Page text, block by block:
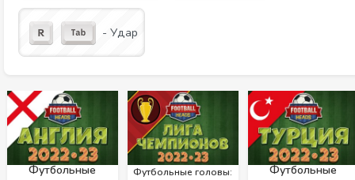
- Удар
Футбольные
Футбольные головы:
Футбольные